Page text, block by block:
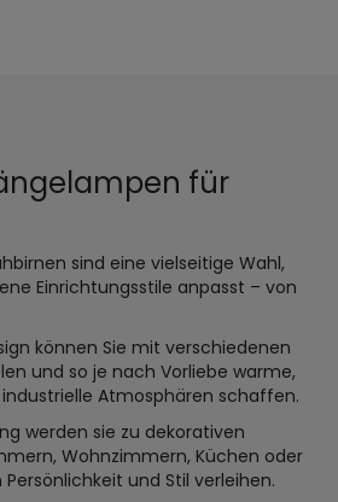
für
sind eine vielseitige Wahl,
Einrichtungsstile anpasst – von
können Sie mit verschiedenen
und so je nach Vorliebe warme,
Atmosphären schaffen.
werden sie zu dekorativen
Wohnzimmern, Küchen oder
und Stil verleihen.